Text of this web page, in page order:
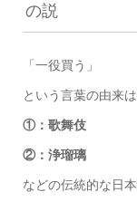
の説
「一役買う」
という言葉の由来は
①：歌舞伎
②：浄瑠璃
などの伝統的な日